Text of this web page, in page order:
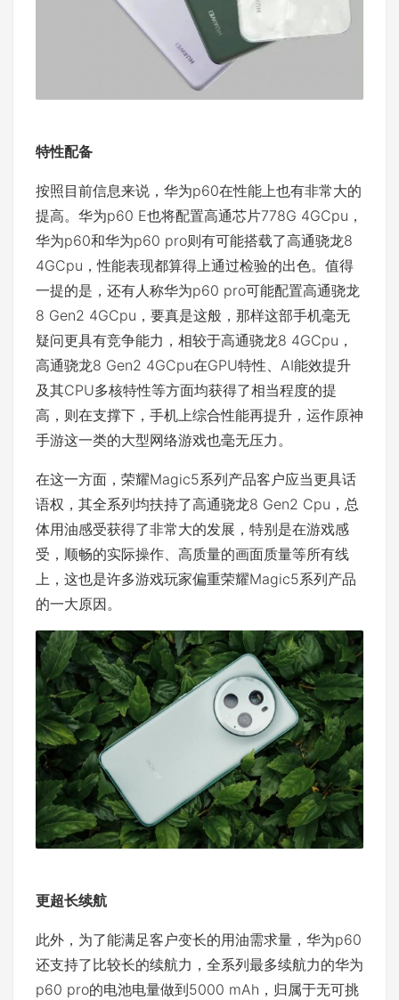
特性配备
按照目前信息来说，华为p60在性能上也有非常大的
提高。华为p60 E也将配置高通芯片778G 4GCpu，
华为p60和华为p60 pro则有可能搭载了高通骁龙8
4GCpu，性能表现都算得上通过检验的出色。值得
一提的是，还有人称华为p60 pro可能配置高通骁龙
8 Gen2 4GCpu，要真是这般，那样这部手机毫无
疑问更具有竞争能力，相较于高通骁龙8 4GCpu，
高通骁龙8 Gen2 4GCpu在GPU特性、AI能效提升
及其CPU多核特性等方面均获得了相当程度的提
高，则在支撑下，手机上综合性能再提升，运作原神
手游这一类的大型网络游戏也毫无压力。
在这一方面，荣耀Magic5系列产品客户应当更具话
语权，其全系列均扶持了高通骁龙8 Gen2 Cpu，总
体用油感受获得了非常大的发展，特别是在游戏感
受，顺畅的实际操作、高质量的画面质量等所有线
上，这也是许多游戏玩家偏重荣耀Magic5系列产品
的一大原因。
更超长续航
此外，为了能满足客户变长的用油需求量，华为p60
还支持了比较长的续航力，全系列最多续航力的华为
p60 pro的电池电量做到5000 mAh，归属于无可挑